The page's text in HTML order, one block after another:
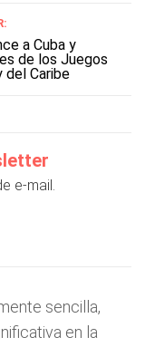
a Cuba y
de los Juegos
del Caribe
e-mail.
sencilla,
en la